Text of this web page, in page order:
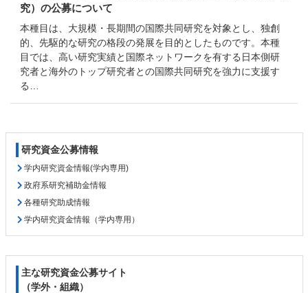
究）の公募について
本種目は、大規模・長期間の国際共同研究を対象とし、独創
的、先駆的な研究の格段の発展を目的としたものです。本種
目では、高い研究実績と国際ネットワークを有する日本側研
究者と海外のトップ研究者との国際共同研究を強力に支援す
る…
の
先
戻
る
研究資金公募情報
学内研究資金情報(学内専用)
政府系研究補助金情報
各種研究助成情報
学内研究資金情報（学内専用）
主な研究資金公募サイト
（学外・組織）